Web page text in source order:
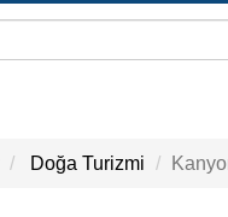
Doğa Turizmi